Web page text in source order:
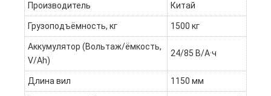
Производитель Китай
Грузоподъёмность, кг 1500 кг
Аккумулятор (Вольтаж/ёмкость,
V/Ah)
24/85 В/А·ч
Длина вил 1150 мм